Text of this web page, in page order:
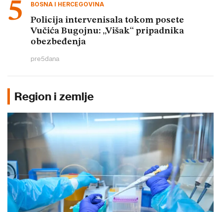
BOSNA I HERCEGOVINA
Policija intervenisala tokom posete
Vučića Bugojnu: „Višak“ pripadnika
obezbeđenja
pre5dana
Region i zemlje